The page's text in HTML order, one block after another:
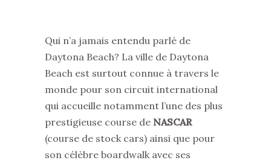
Qui n’a jamais entendu parlé de
Daytona Beach? La ville de Daytona
Beach est surtout connue à travers le
monde pour son circuit international
qui accueille notamment l’une des plus
prestigieuse course de NASCAR
(course de stock cars) ainsi que pour
son célèbre boardwalk avec ses